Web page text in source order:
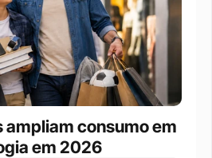
ampliam consumo em
em 2026